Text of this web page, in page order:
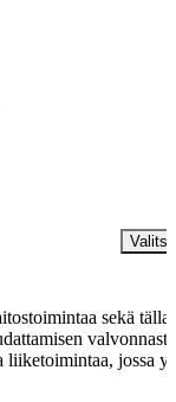
sekä
liiketoimintaa, jossa